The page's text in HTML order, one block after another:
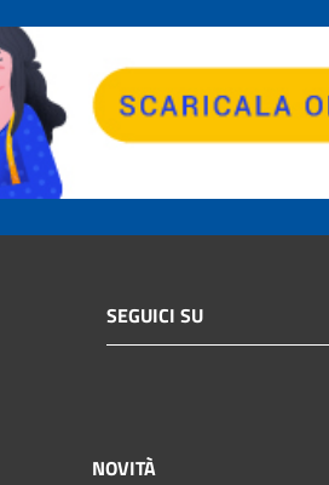
SEGUICI SU
NOVITÀ